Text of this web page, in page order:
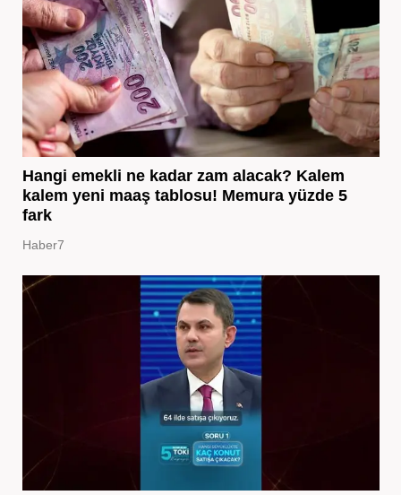
Hangi emekli ne kadar zam alacak? Kalem
kalem yeni maaş tablosu! Memura yüzde 5
fark
Haber7